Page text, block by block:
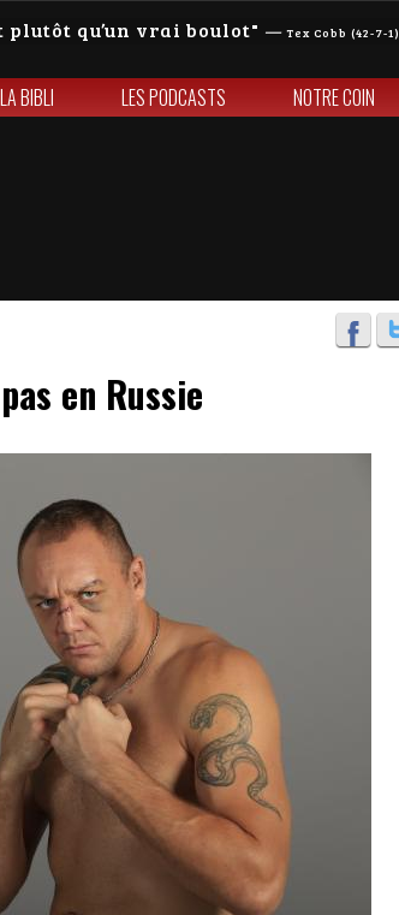
plutôt qu’un vrai boulot — Tex Cobb (42-7-1)
LA BIBLI LES PODCASTS NOTRE COIN
en Russie